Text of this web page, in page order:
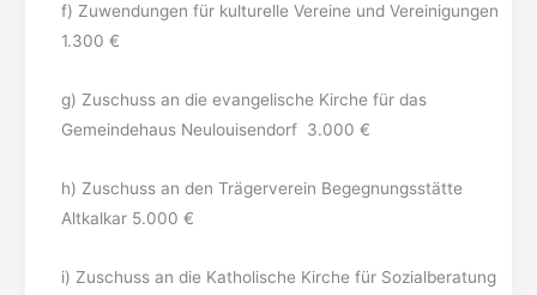
f) Zuwendungen für kulturelle Vereine und Vereinigungen
1.300 €
g) Zuschuss an die evangelische Kirche für das
Gemeindehaus Neulouisendorf 3.000 €
h) Zuschuss an den Trägerverein Begegnungsstätte
Altkalkar 5.000 €
i) Zuschuss an die Katholische Kirche für Sozialberatung